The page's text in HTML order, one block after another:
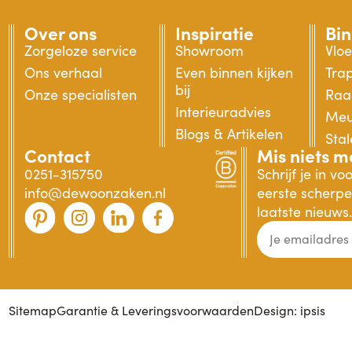
Over ons
Zorgeloze service
Ons verhaal
Onze specialisten
Inspiratie
Showroom
Even binnen kijken
bij
Interieuradvies
Blogs & Artikelen
Contact
0251-315750
info@dewoonzaken.nl
Mis niets
Schrijf je in
eerste
laatste nieuws.
SitemapGarantie & LeveringsvoorwaardenDesign: ipsis